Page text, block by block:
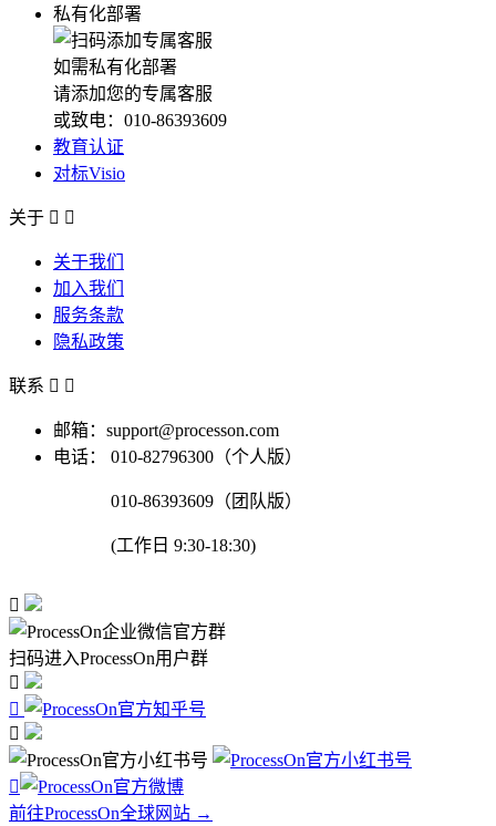
私有化部署
如需私有化部署
请添加您的专属客服
或致电：010-86393609
教育认证
对标Visio
关于  
关于我们
加入我们
服务条款
隐私政策
联系  
邮箱：support@processon.com
电话：
010-82796300（个人版）
010-86393609（团队版）
(工作日 9:30-18:30)

扫码进入ProcessOn用户群




前往ProcessOn全球网站 →